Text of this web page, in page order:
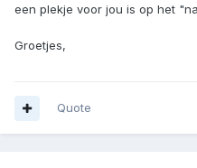
een plekje voor jou is op het
Groetjes,
Quote